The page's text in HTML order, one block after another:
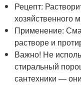
Рецепт:
хозяйственного
Применение:
растворе и
Важно! Не
стиральный
сантехники —